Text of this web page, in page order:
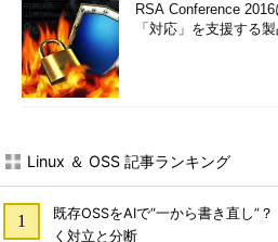
執筆履歴
Software Design plusシリーズ『
門』（共著：技術評論社）
RSA Conference
「対応」を支援する
Linux ＆ OSS 記事ランキング
既存OSSをAIで“一から書き直し”
く対立と分断